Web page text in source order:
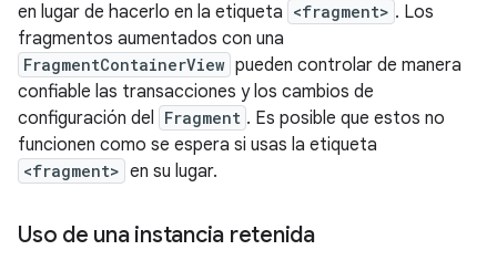
en lugar de hacerlo en la etiqueta <fragment> . Los
fragmentos aumentados con una
FragmentContainerView pueden controlar de manera
confiable las transacciones y los cambios de
configuración del Fragment . Es posible que estos no
funcionen como se espera si usas la etiqueta
<fragment> en su lugar.
Uso de una instancia retenida